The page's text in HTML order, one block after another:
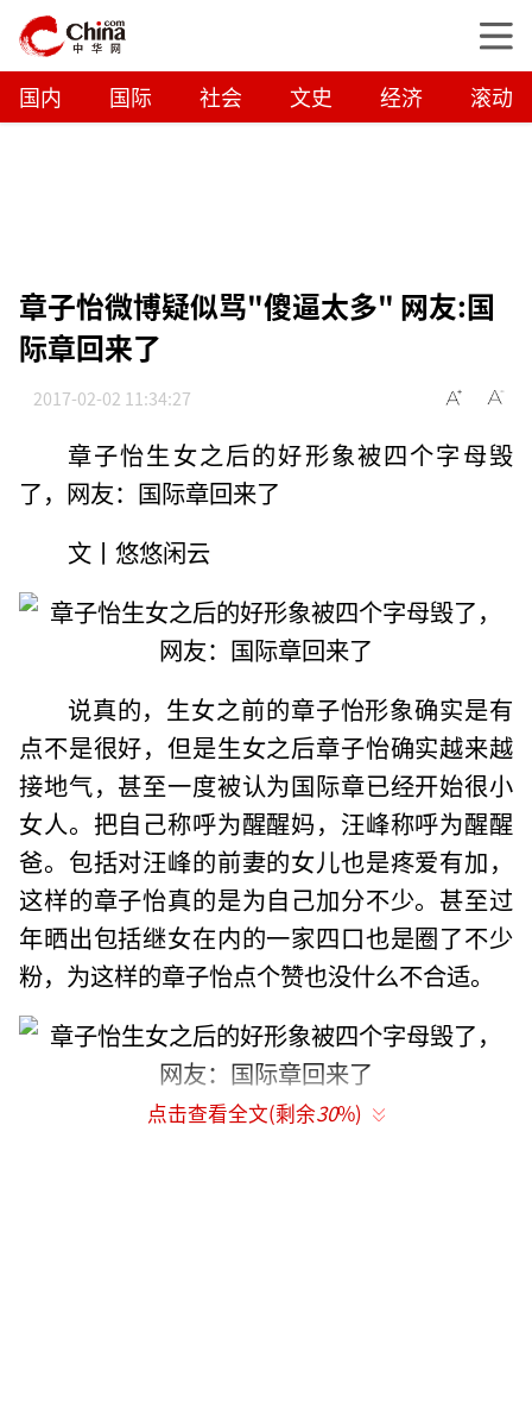
国内 国际 社会 文史 经济 滚动
章子怡微博疑似骂"傻逼太多" 网友:国
际章回来了
2017-02-02 11:34:27
章子怡生女之后的好形象被四个字母毁
了，网友：国际章回来了
文丨悠悠闲云
说真的，生女之前的章子怡形象确实是有
点不是很好，但是生女之后章子怡确实越来越
接地气，甚至一度被认为国际章已经开始很小
女人。把自己称呼为醒醒妈，汪峰称呼为醒醒
爸。包括对汪峰的前妻的女儿也是疼爱有加，
这样的章子怡真的是为自己加分不少。甚至过
年晒出包括继女在内的一家四口也是圈了不少
粉，为这样的章子怡点个赞也没什么不合适。
大年初五迎财神，2月1日，章子怡晒出汪
点击查看全文(剩余30%)